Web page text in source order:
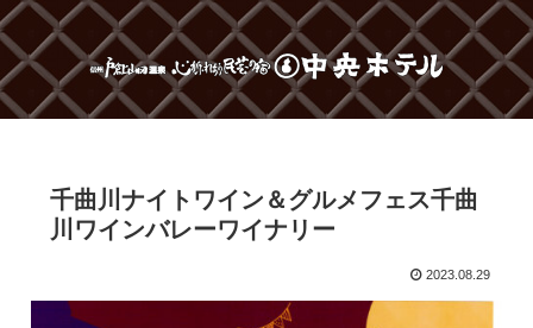
千曲川ナイトワイン＆グルメフェス千曲
川ワインバレーワイナリー
2023.08.29